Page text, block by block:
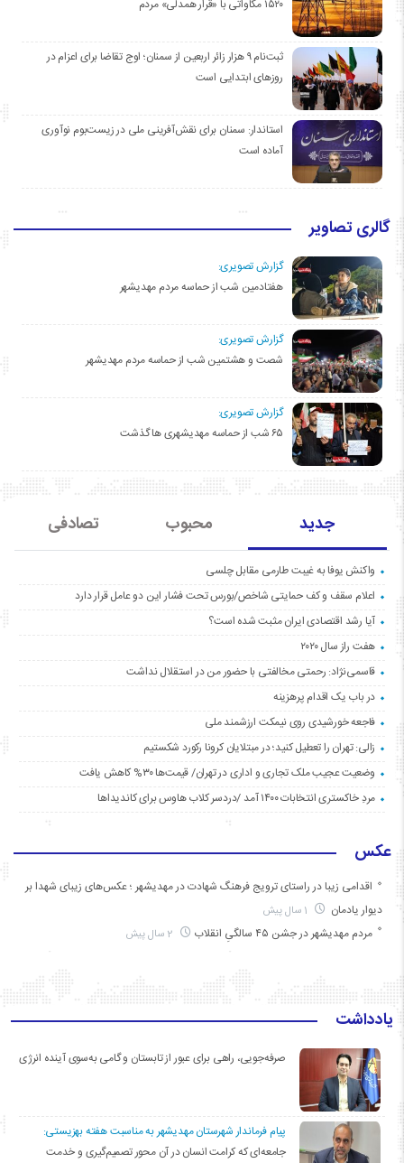
۱۵۲۰ مگاواتی با «قرار همدلی» مردم
ثبت‌نام ۹ هزار زائر اربعین از سمنان؛ اوج تقاضا برای اعزام در
روزهای ابتدایی است
استاندار: سمنان برای نقش‌آفرینی ملی در زیست‌بوم نوآوری
آماده است
گالری تصاویر
گزارش تصویری:
هفتادمین شب از حماسه مردم مهدیشهر
گزارش تصویری:
شصت و هشتمین شب از حماسه مردم مهدیشهر
گزارش تصویری:
۶۵ شب از حماسه مهدیشهری ها گذشت
جدید محبوب تصادفی
واکنش یوفا به غیبت طارمی مقابل چلسی
اعلام سقف و کف حمایتی شاخص/بورس تحت فشار این دو عامل قرار دارد
آیا رشد اقتصادی ایران مثبت شده است؟
هفت راز سال ۲۰۲۰
قاسمی‌نژاد: رحمتی مخالفتی با حضور من در استقلال نداشت
در باب یک اقدام پرهزینه
فاجعه خورشیدی روی نیمکت ارزشمند ملی
زالی: تهران را تعطیل کنید؛ در مبتلایان کرونا رکورد شکستیم
وضعیت عجیب ملک تجاری و اداری در تهران/ قیمت‌ها ۳۰% کاهش یافت
مردِ خاکستری انتخابات ۱۴۰۰ آمد /دردسر کلاب هاوس برای کاندیداها
عکس
اقدامی زیبا در راستای ترویج فرهنگ شهادت در مهدیشهر ؛ عکس‌های زیبای شهدا بر
دیوار یادمان
مردم مهدیشهر در جشن ۴۵ سالگیِ انقلاب
یادداشت
صرفه‌جویی، راهی برای عبور از تابستان و گامی به‌سوی آینده انرژی
پیام فرماندار شهرستان مهدیشهر به مناسبت هفته بهزیستی:
جامعه‌ای که کرامت انسان در آن محور تصمیم‌گیری و خدمت